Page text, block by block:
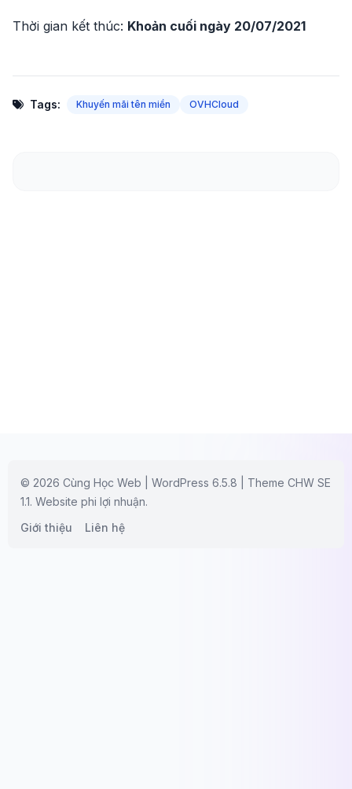
Thời gian kết thúc: Khoản cuối ngày 20/07/2021
Tags: Khuyến mãi tên miền OVHCloud
© 2026 Cùng Học Web | WordPress 6.5.8 | Theme CHW SE
1.1. Website phi lợi nhuận.
Giới thiệu
Liên hệ